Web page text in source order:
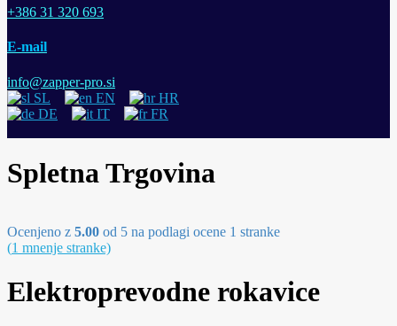
+386 31 320 693
E-mail
info@zapper-pro.si
SL
EN
HR
DE
IT FR
Spletna Trgovina
Ocenjeno z 5.00 od 5 na podlagi ocene 1 stranke
(1 mnenje stranke)
Elektroprevodne rokavice